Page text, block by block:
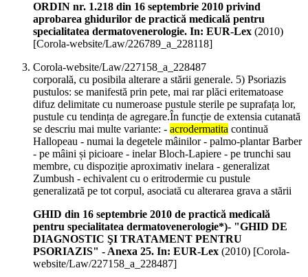
ORDIN nr. 1.218 din 16 septembrie 2010 privind
aprobarea ghidurilor de practică medicală pentru
specialitatea dermatovenerologie. In: EUR-Lex (2010)
[Corola-website/Law/226789_a_228118]
Corola-website/Law/227158_a_228487
corporală, cu posibila alterare a stării generale. 5) Psoriazis
pustulos: se manifestă prin pete, mai rar plăci eritematoase
difuz delimitate cu numeroase pustule sterile pe suprafața lor,
pustule cu tendința de agregare.În funcție de extensia cutanată
se descriu mai multe variante: - acrodermatita continuă
Hallopeau - numai la degetele mâinilor - palmo-plantar Barber
- pe mâini și picioare - inelar Bloch-Lapiere - pe trunchi sau
membre, cu dispoziție aproximativ inelara - generalizat
Zumbush - echivalent cu o eritrodermie cu pustule
generalizată pe tot corpul, asociată cu alterarea grava a stării
GHID din 16 septembrie 2010 de practică medicală
pentru specialitatea dermatovenerologie*)- "GHID DE
DIAGNOSTIC ŞI TRATAMENT PENTRU
PSORIAZIS" - Anexa 25. In: EUR-Lex (2010) [Corola-
website/Law/227158_a_228487]